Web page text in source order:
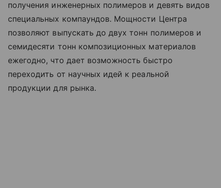
получения инженерных полимеров и девять видов
специальных компаундов. Мощности Центра
позволяют выпускать до двух тонн полимеров и
семидесяти тонн композиционных материалов
ежегодно, что дает возможность быстро
переходить от научных идей к реальной
продукции для рынка.